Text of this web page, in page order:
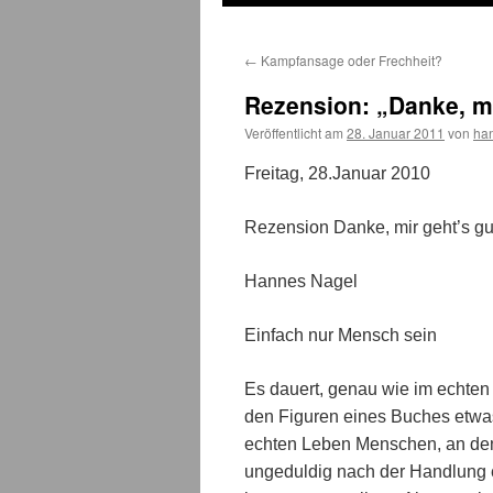
← Kampfansage oder Frechheit?
Rezension: „Danke,
Veröffentlicht am 28. Januar 2011 von
Freitag, 28.Januar 2010
Rezension Danke, mir geht’s
Hannes Nagel
Einfach nur Mensch sein
Es dauert, genau wie im
den Figuren eines Buches
echten Leben Menschen, an
ungeduldig nach der